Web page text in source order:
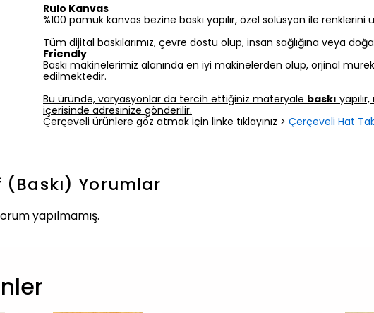
Rulo Kanvas
%100 pamuk kanvas bezine baskı yapılır, özel solüsyon ile renklerini
Tüm dijital baskılarımız, çevre dostu olup, insan sağlığına veya
Friendly
Baskı makinelerimiz alanında en iyi makinelerden olup, orjinal
edilmektedir.
Bu üründe, varyasyonlar da tercih ettiğiniz materyale baskı
içerisinde adresinize gönderilir.
Çerçeveli ürünlere göz atmak için linke tıklayınız > Çerçeveli Hat
Yorumlar
yapılmamış.